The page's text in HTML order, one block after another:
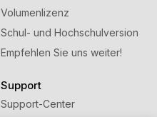
Volumenlizenz
Schul- und Hochschulversion
Empfehlen Sie uns weiter!
Support
Support-Center